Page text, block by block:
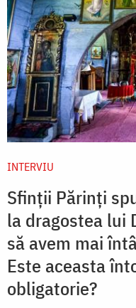
INTERVIU
Sfinții Părinți
la dragostea lui
să avem mai
Este aceasta
obligatorie?